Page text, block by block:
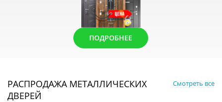
ПОДРОБНЕЕ
РАСПРОДАЖА МЕТАЛЛИЧЕСКИХ
ДВЕРЕЙ
Смотреть все